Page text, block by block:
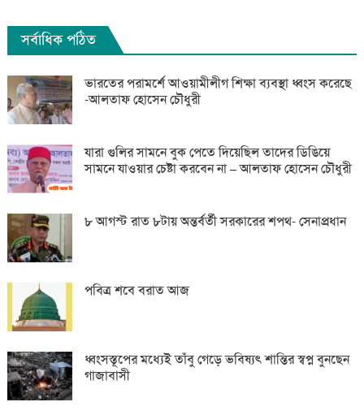
সর্বাধিক পঠিত
ভারতের পরামর্শে আওয়ামীলীগ শিক্ষা ব্যবস্থা ধ্বংস করেছে
-আলতাফ হোসেন চৌধুরী
যারা গুলির সামনে বুক পেতে দিয়েছিল তাদের ডিঙিয়ে
সামনে যাওয়ার চেষ্টা করবেন না – আলতাফ হোসেন চৌধুরী
৮ আগস্ট রাত ৮টায় অন্তর্বর্তী সরকারের শপথ- সেনাপ্রধান
পবিত্র শবে বরাত আজ
ধ্বংসস্তূপের মধ্যেই তাঁবু গেড়ে ভবিষ্যৎ শান্তির স্বপ্ন বুনছেন
গাজাবাসী